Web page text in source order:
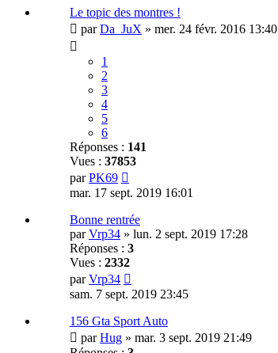
Le topic des montres !
parDa_JuX » mer. 24 févr. 2016 13:40
1
2
3
4
5
6
Réponses : 141
Vues : 37853
parPK69
mar. 17 sept. 2019 16:01
Bonne rentrée
parVrp34 » lun. 2 sept. 2019 17:28
Réponses : 3
Vues : 2332
parVrp34
sam. 7 sept. 2019 23:45
156 Gta Sport Auto
parHug » mar. 3 sept. 2019 21:49